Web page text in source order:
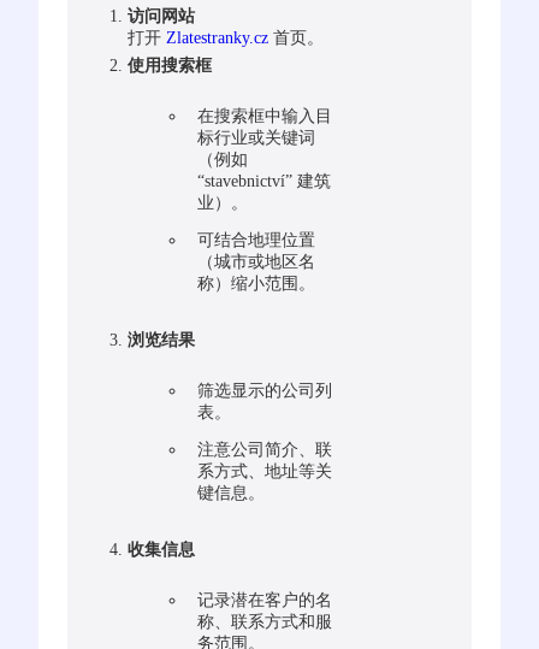
访问网站
打开 Zlatestranky.cz 首页。
使用搜索框
在搜索框中输入目
标行业或关键词
（例如
“stavebnictví” 建筑
业）。
可结合地理位置
（城市或地区名
称）缩小范围。
浏览结果
筛选显示的公司列
表。
注意公司简介、联
系方式、地址等关
键信息。
收集信息
记录潜在客户的名
称、联系方式和服
务范围。